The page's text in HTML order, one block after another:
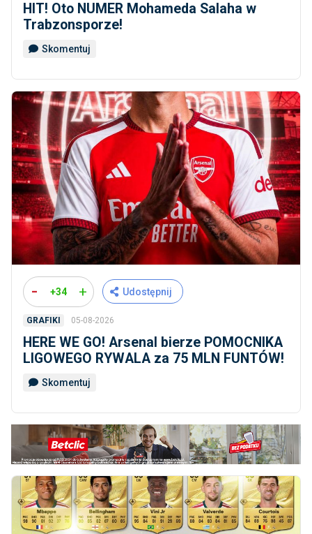
HIT! Oto NUMER Mohameda Salaha w
Trabzonsporze!
Skomentuj
- +34 + Udostępnij
GRAFIKI 05-08-2026
HERE WE GO! Arsenal bierze POMOCNIKA
LIGOWEGO RYWALA za 75 MLN FUNTÓW!
Skomentuj